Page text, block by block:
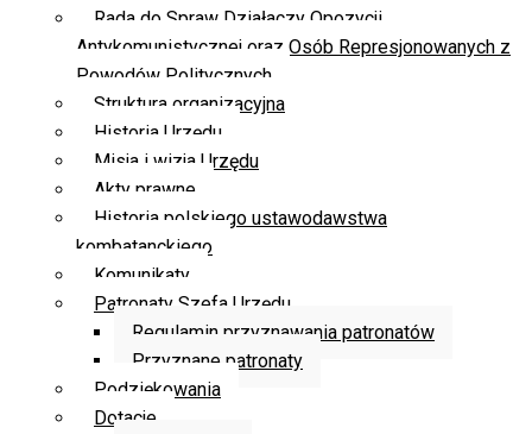
Rada do Spraw Działaczy Opozycji
Antykomunistycznej oraz Osób Represjonowanych z
Powodów Politycznych
Struktura organizacyjna
Historia Urzędu
Misja i wizja Urzędu
Akty prawne
Historia polskiego ustawodawstwa
kombatanckiego
Komunikaty
Patronaty Szefa Urzędu
Regulamin przyznawania patronatów
Przyznane patronaty
Podziękowania
Dotacje